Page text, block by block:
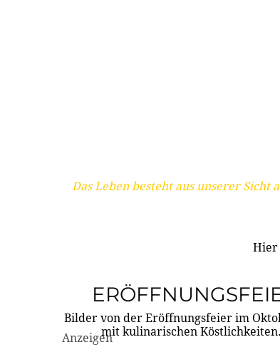
Das Leben besteht aus unserer
Hier
Bilder von der Eröffnungsfeier im
mit kulinarischen
Anzeigen